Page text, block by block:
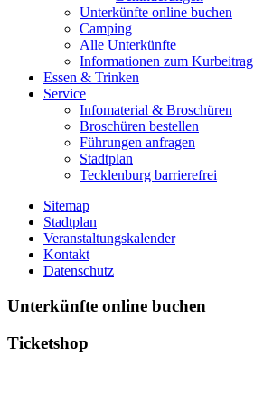
Unterkünfte online buchen
Camping
Alle Unterkünfte
Informationen zum Kurbeitrag
Essen & Trinken
Service
Infomaterial & Broschüren
Broschüren bestellen
Führungen anfragen
Stadtplan
Tecklenburg barrierefrei
Sitemap
Stadtplan
Veranstaltungskalender
Kontakt
Datenschutz
Unterkünfte online buchen
Ticketshop